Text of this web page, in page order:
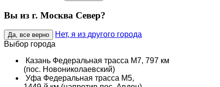
Вы из г. Москва Север?
Да, все верно
Нет, я из другого города
Выбор города
Казань Федеральная трасса М7, 797 км
(пос. Новониколаевский)
Уфа Федеральная трасса М5,